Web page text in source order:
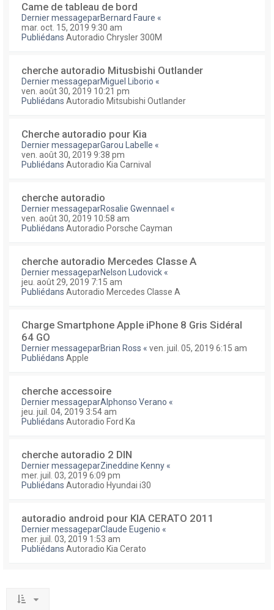
Came de tableau de bord
Dernier messageparBernard Faure «
mar. oct. 15, 2019 9:30 am
Publiédans Autoradio Chrysler 300M
cherche autoradio Mitusbishi Outlander
Dernier messageparMiguel Liborio «
ven. août 30, 2019 10:21 pm
Publiédans Autoradio Mitsubishi Outlander
Cherche autoradio pour Kia
Dernier messageparGarou Labelle «
ven. août 30, 2019 9:38 pm
Publiédans Autoradio Kia Carnival
cherche autoradio
Dernier messageparRosalie Gwennael «
ven. août 30, 2019 10:58 am
Publiédans Autoradio Porsche Cayman
cherche autoradio Mercedes Classe A
Dernier messageparNelson Ludovick «
jeu. août 29, 2019 7:15 am
Publiédans Autoradio Mercedes Classe A
Charge Smartphone Apple iPhone 8 Gris Sidéral
64 GO
Dernier messageparBrian Ross « ven. juil. 05, 2019 6:15 am
Publiédans Apple
cherche accessoire
Dernier messageparAlphonso Verano «
jeu. juil. 04, 2019 3:54 am
Publiédans Autoradio Ford Ka
cherche autoradio 2 DIN
Dernier messageparZineddine Kenny «
mer. juil. 03, 2019 6:09 pm
Publiédans Autoradio Hyundai i30
autoradio android pour KIA CERATO 2011
Dernier messageparClaude Eugenio «
mer. juil. 03, 2019 1:53 am
Publiédans Autoradio Kia Cerato